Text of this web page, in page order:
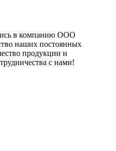
в компанию ООО
наших постоянных
продукции и
с нами!